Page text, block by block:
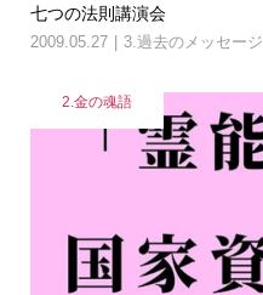
七つの法則講演会
2009.05.27 3.過去のメッセージ
2.金の魂語